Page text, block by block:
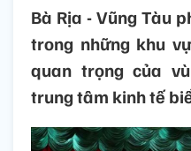
Bà Rịa - Vũng Tàu
trong những khu
quan trọng của
trung tâm kinh tế